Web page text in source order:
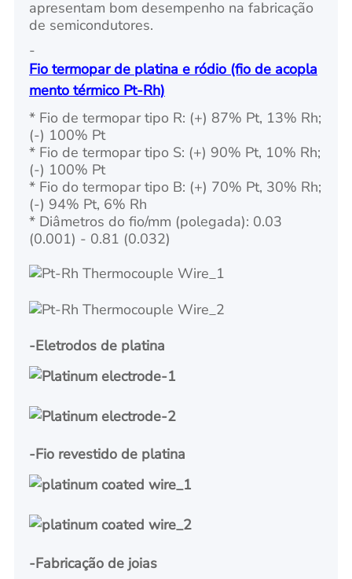
apresentam bom desempenho na fabricação
de semicondutores.
-
Fio termopar de platina e ródio (fio de acopla
mento térmico Pt-Rh)
* Fio de termopar tipo R: (+) 87% Pt, 13% Rh;
(-) 100% Pt
* Fio de termopar tipo S: (+) 90% Pt, 10% Rh;
(-) 100% Pt
* Fio do termopar tipo B: (+) 70% Pt, 30% Rh;
(-) 94% Pt, 6% Rh
* Diâmetros do fio/mm (polegada): 0.03
(0.001) - 0.81 (0.032)
-Eletrodos de platina
-Fio revestido de platina
-Fabricação de joias